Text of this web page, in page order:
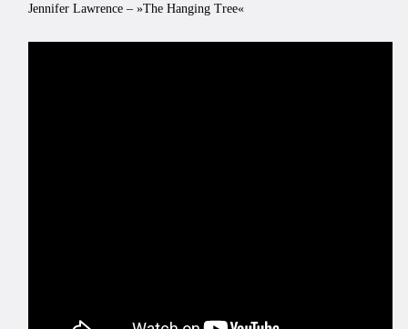
Jennifer Lawrence – »The Hanging Tree«